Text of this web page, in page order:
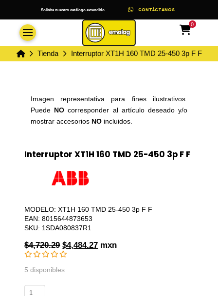
Solicita nuestro catálogo extendido CONTÁCTANOS
0
InicioTienda Interruptor XT1H 160 TMD 25-450 3p F F
Imagen representativa para fines ilustrativos.
Puede NOcorresponder al artículo deseado y/o
mostrar accesorios NOincluidos.
Interruptor XT1H 160 TMD 25-450 3p F F
MODELO: XT1H 160 TMD 25-450 3p F F
EAN: 8015644873653
SKU: 1SDA080837R1
$4,720.29 Original
price
was:
$4,484.27Current
mxn
5 disponibles
Interruptor